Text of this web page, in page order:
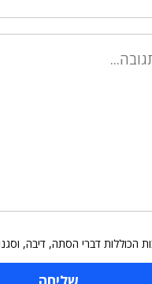
הכוללות דברי הסתה, דיבה,